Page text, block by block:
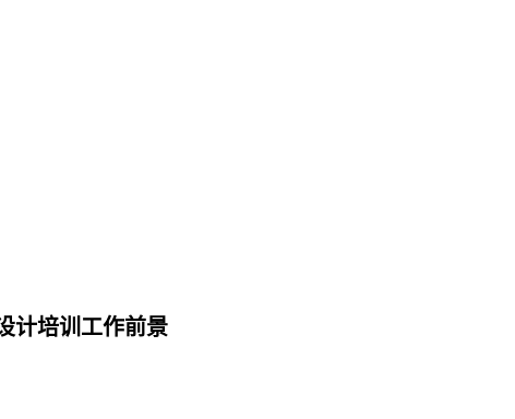
计培训工作前景